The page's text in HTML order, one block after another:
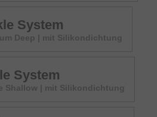
System
Deep | mit Silikondichtung
System
Shallow | mit Silikondichtung